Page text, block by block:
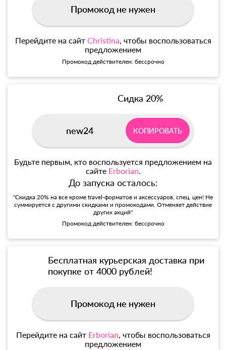
Промокод не нужен
Перейдите на сайт Christina, чтобы воспользоваться
предложением
Промокод действителен: бессрочно
Сидка 20%
new24 КОПИРОВАТЬ
Будьте первым, кто воспользуется предложением на
сайте Erborian.
До запуска осталось:
"Скидка 20% на все кроме travel-форматов и аксессуаров, спец. цен! Не
суммируется с другими скидками и промокодами. Отменяет действие
других акций"
Промокод действителен: бессрочно
Бесплатная курьерская доставка при
покупке от 4000 рублей!
Промокод не нужен
Перейдите на сайт Erborian, чтобы воспользоваться
предложением